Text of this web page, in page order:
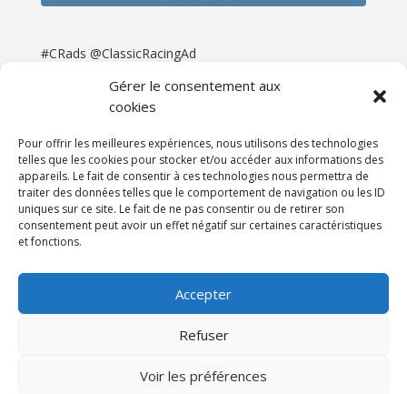
Gérer le consentement aux
cookies
Pour offrir les meilleures expériences, nous utilisons des technologies
telles que les cookies pour stocker et/ou accéder aux informations des
appareils. Le fait de consentir à ces technologies nous permettra de
traiter des données telles que le comportement de navigation ou les ID
uniques sur ce site. Le fait de ne pas consentir ou de retirer son
consentement peut avoir un effet négatif sur certaines caractéristiques
et fonctions.
Accepter
Refuser
Voir les préférences
#CRads @ClassicRacingAd
Newsletter & Presse
Partenaires
Tarifs
Espace Client
121DigitalGroup |